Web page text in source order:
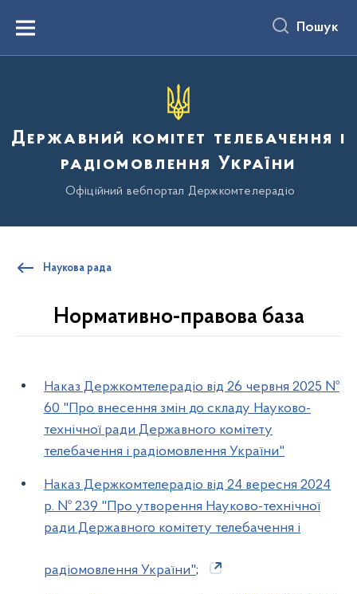
вмістуMenu Пошук
Державний комітет телебачення і
радіомовлення України
Офіційний вебпортал Держкомтелерадіо
Наукова рада
Нормативно-правова база
Наказ Держкомтелерадіо від 26 червня 2025 №
60 "Про внесення змін до складу Науково-
технічної ради Державного комітету
телебачення і радіомовлення України"
Наказ Держкомтелерадіо від 24 вересня 2024
р. № 239 "Про утворення Науково-технічної
ради Державного комітету телебачення і
радіомовлення України";